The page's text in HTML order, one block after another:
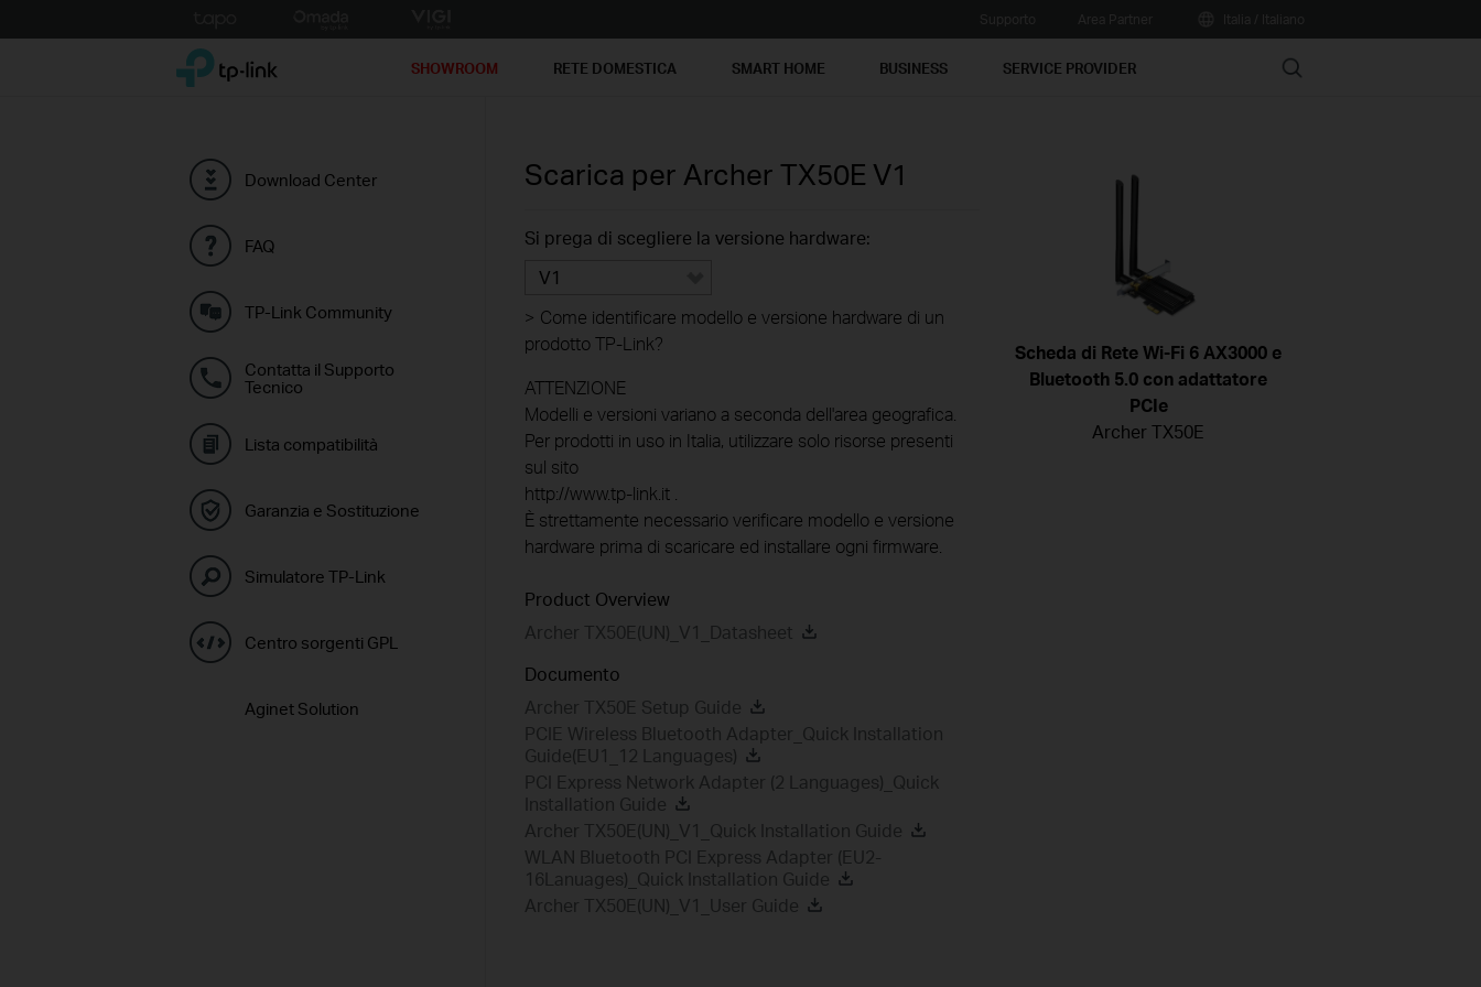
to
TP-Link, Reliably Smart SHOWROOM RETE DOMESTICA SMART HOME BUSINESS SERVICE PROVIDER Search
Download Center
FAQ
TP-Link Community
Contatta il Supporto
Tecnico
Lista compatibilità
Garanzia e Sostituzione
Simulatore TP-Link
Centro sorgenti GPL
Aginet Solution
Scarica per Archer TX50E V1
Si prega di scegliere la versione hardware:
V1
> Come identificare modello e versione hardware di un
prodotto TP-Link?
ATTENZIONE
Modelli e versioni variano a seconda dell'area geografica.
Per prodotti in uso in Italia, utilizzare solo risorse presenti
sul sito
http://www.tp-link.it .
È strettamente necessario verificare modello e versione
hardware prima di scaricare ed installare ogni firmware.
Product Overview
Archer TX50E(UN)_V1_Datasheet
Documento
Archer TX50E Setup Guide
PCIE Wireless Bluetooth Adapter_Quick Installation
Guide(EU1_12 Languages)
PCI Express Network Adapter (2 Languages)_Quick
Installation Guide
Archer TX50E(UN)_V1_Quick Installation Guide
WLAN Bluetooth PCI Express Adapter (EU2-
16Lanuages)_Quick Installation Guide
Archer TX50E(UN)_V1_User Guide
Scheda di Rete Wi-Fi 6 AX3000 e
Bluetooth 5.0 con adattatore
PCIe
Archer TX50E